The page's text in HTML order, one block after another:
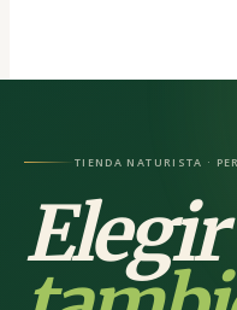
TIENDA NATURISTA ·